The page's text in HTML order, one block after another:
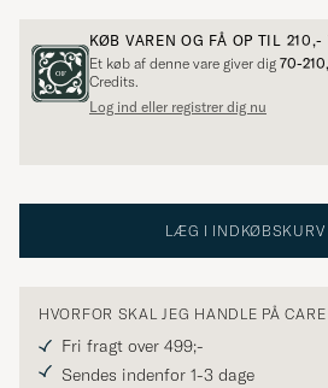
KØB VAREN OG FÅ OP TIL 210,-
Et køb af denne vare giver dig 70-
Credits.
Log ind eller registrer dig nu
LÆG I INDKØBSKURV
HVORFOR SKAL JEG HANDLE PÅ CARE
Fri fragt over 499;-
Sendes indenfor 1-3 dage